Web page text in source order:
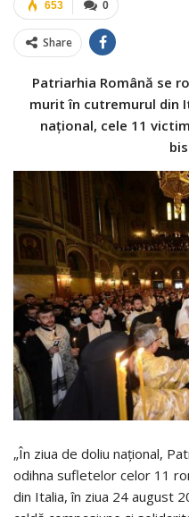
0
653
Share
Patriarhia Română se
murit în cutremurul din
național, cele 11
„În ziua de doliu național,
odihna sufletelor celor 11
din Italia, în ziua 24 august